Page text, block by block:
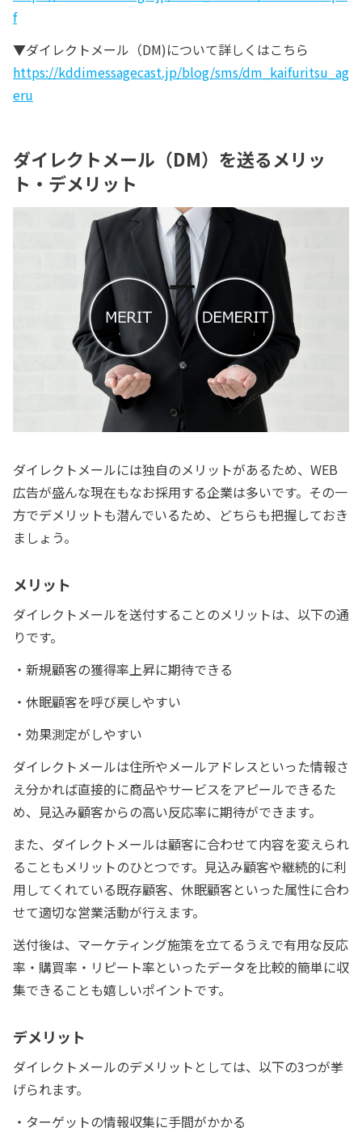
f
▼ダイレクトメール（DM)について詳しくはこちら
https://kddimessagecast.jp/blog/sms/dm_kaifuritsu_ag
eru
ダイレクトメール（DM）を送るメリッ
ト・デメリット
ダイレクトメールには独自のメリットがあるため、WEB
広告が盛んな現在もなお採用する企業は多いです。その一
方でデメリットも潜んでいるため、どちらも把握しておき
ましょう。
メリット
ダイレクトメールを送付することのメリットは、以下の通
りです。
・新規顧客の獲得率上昇に期待できる
・休眠顧客を呼び戻しやすい
・効果測定がしやすい
ダイレクトメールは住所やメールアドレスといった情報さ
え分かれば直接的に商品やサービスをアピールできるた
め、見込み顧客からの高い反応率に期待ができます。
また、ダイレクトメールは顧客に合わせて内容を変えられ
ることもメリットのひとつです。見込み顧客や継続的に利
用してくれている既存顧客、休眠顧客といった属性に合わ
せて適切な営業活動が行えます。
送付後は、マーケティング施策を立てるうえで有用な反応
率・購買率・リピート率といったデータを比較的簡単に収
集できることも嬉しいポイントです。
デメリット
ダイレクトメールのデメリットとしては、以下の3つが挙
げられます。
・ターゲットの情報収集に手間がかかる